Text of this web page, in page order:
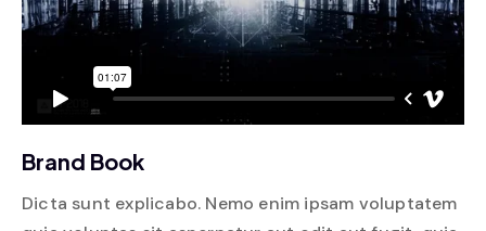
Brand Book
Dicta sunt explicabo. Nemo enim ipsam voluptatem